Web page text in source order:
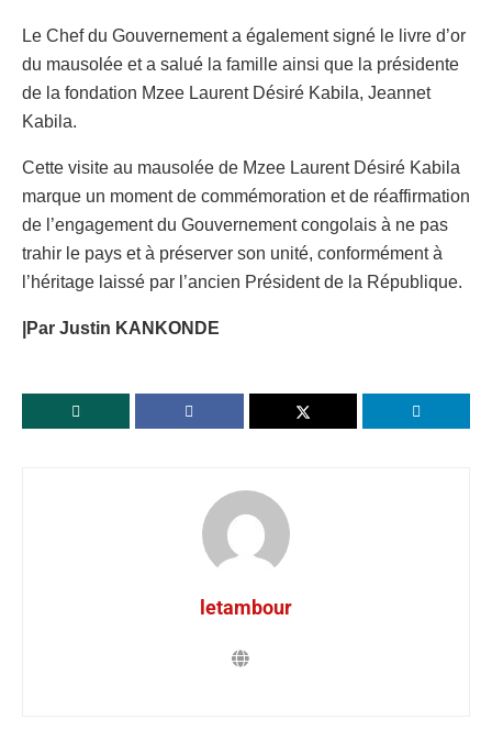
Le Chef du Gouvernement a également signé le livre d’or
du mausolée et a salué la famille ainsi que la présidente
de la fondation Mzee Laurent Désiré Kabila, Jeannet
Kabila.
Cette visite au mausolée de Mzee Laurent Désiré Kabila
marque un moment de commémoration et de réaffirmation
de l’engagement du Gouvernement congolais à ne pas
trahir le pays et à préserver son unité, conformément à
l’héritage laissé par l’ancien Président de la République.
|Par Justin KANKONDE
letambour